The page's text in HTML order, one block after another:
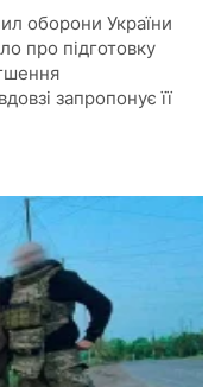
оборони України
про підготовку
запропонує її